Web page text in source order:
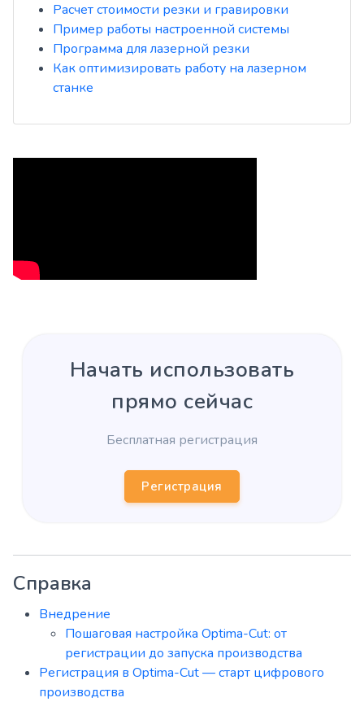
Расчет стоимости резки и гравировки
Пример работы настроенной системы
Программа для лазерной резки
Как оптимизировать работу на лазерном
станке
Начать использовать
прямо сейчас
Бесплатная регистрация
Регистрация
Справка
Внедрение
Пошаговая настройка Optima-Cut: от
регистрации до запуска производства
Регистрация в Optima-Cut — старт цифрового
производства